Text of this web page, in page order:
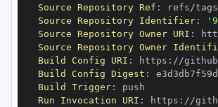
Source Repository Ref :
Source Repository Identifier:
Source Repository Owner URI :
Source Repository Owner
Build Config URI : https : //
Build Config Digest :
Build Trigger:
Run Invocation URI : https : //